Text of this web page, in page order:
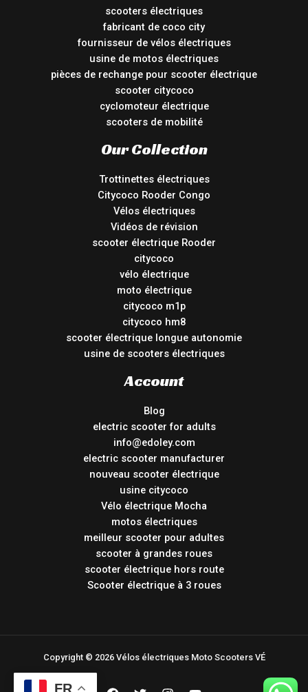
scooters électriques
fabricant de coco city
fournisseur de vélos électriques
usine de motos électriques
pièces de rechange pour scooter électrique
scooter citycoco
cyclomoteur électrique
scooters de mobilité
Our Collection
Trottinettes électriques
Citycoco Rooder Congo
Vélos électriques
Vidéos de révision
scooter électrique Rooder
citycoco
vélo électrique
moto électrique
citycoco m1p
citycoco hm8
scooter électrique longue autonomie
usine de scooters électriques
Account
Blog
electric scooter for adults
info@edoley.com
electric scooter manufacturer
nouveau scooter électrique
usine citycoco
Vélo électrique Mocha
motos électriques
meilleur scooter pour adultes
scooter à grandes roues
scooter électrique hors route
Scooter électrique à 3 roues
Copyright © 2026 Vélos électriques Moto Scooters VÉ
FR